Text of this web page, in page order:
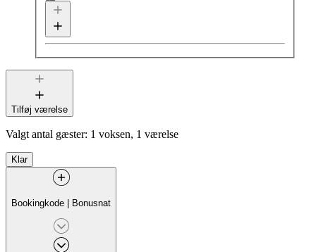
Tilføj værelse
Valgt antal gæster: 1 voksen, 1 værelse
Klar
Bookingkode | Bonusnat